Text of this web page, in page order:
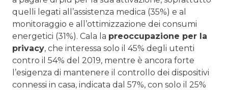
quelli legati all’assistenza medica (35%) e al
monitoraggio e all’ottimizzazione dei consumi
energetici (31%). Cala la preoccupazione per la
privacy, che interessa solo il 45% degli utenti
contro il 54% del 2019, mentre è ancora forte
l’esigenza di mantenere il controllo dei dispositivi
connessi in casa, indicata dal 57%, con solo il 25%